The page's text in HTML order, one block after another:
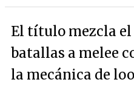
El título mezcla el
batallas a melee
la mecánica de